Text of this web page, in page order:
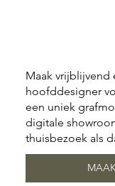
Maak vrijblijvend
hoofddesigner
een uniek
digitale
thuisbezoek als